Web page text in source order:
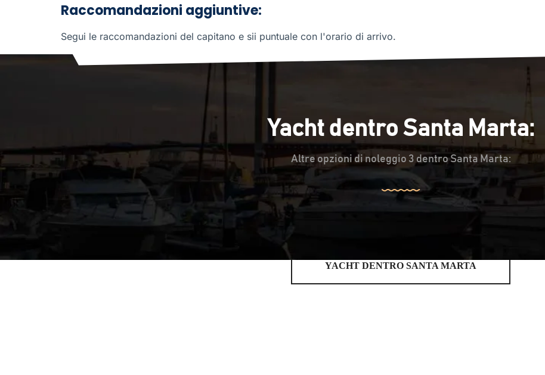
Raccomandazioni aggiuntive:
Segui le raccomandazioni del capitano e sii puntuale con l'orario di arrivo.
Yacht dentro Santa Marta:
Altre opzioni di noleggio 3 dentro Santa Marta:
YACHT DENTRO SANTA MARTA